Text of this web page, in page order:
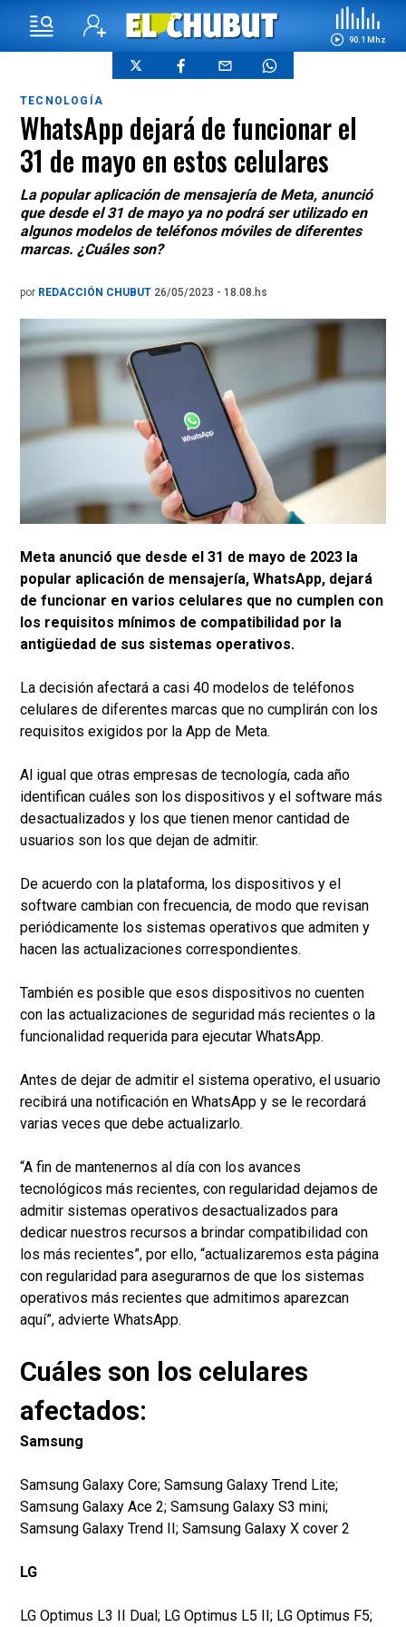
90.1 Mhz
TECNOLOGÍA
WhatsApp dejará de funcionar el
31 de mayo en estos celulares
La popular aplicación de mensajería de Meta, anunció
que desde el 31 de mayo ya no podrá ser utilizado en
algunos modelos de teléfonos móviles de diferentes
marcas. ¿Cuáles son?
por REDACCIÓN CHUBUT 26/05/2023 - 18.08.hs
Meta anunció que desde el 31 de mayo de 2023 la
popular aplicación de mensajería, WhatsApp, dejará
de funcionar en varios celulares que no cumplen con
los requisitos mínimos de compatibilidad por la
antigüedad de sus sistemas operativos.
La decisión afectará a casi 40 modelos de teléfonos
celulares de diferentes marcas que no cumplirán con los
requisitos exigidos por la App de Meta.
Al igual que otras empresas de tecnología, cada año
identifican cuáles son los dispositivos y el software más
desactualizados y los que tienen menor cantidad de
usuarios son los que dejan de admitir.
De acuerdo con la plataforma, los dispositivos y el
software cambian con frecuencia, de modo que revisan
periódicamente los sistemas operativos que admiten y
hacen las actualizaciones correspondientes.
También es posible que esos dispositivos no cuenten
con las actualizaciones de seguridad más recientes o la
funcionalidad requerida para ejecutar WhatsApp.
Antes de dejar de admitir el sistema operativo, el usuario
recibirá una notificación en WhatsApp y se le recordará
varias veces que debe actualizarlo.
“A fin de mantenernos al día con los avances
tecnológicos más recientes, con regularidad dejamos de
admitir sistemas operativos desactualizados para
dedicar nuestros recursos a brindar compatibilidad con
los más recientes”, por ello, “actualizaremos esta página
con regularidad para asegurarnos de que los sistemas
operativos más recientes que admitimos aparezcan
aquí”, advierte WhatsApp.
Cuáles son los celulares
afectados:
Samsung
Samsung Galaxy Core; Samsung Galaxy Trend Lite;
Samsung Galaxy Ace 2; Samsung Galaxy S3 mini;
Samsung Galaxy Trend II; Samsung Galaxy X cover 2
LG
LG Optimus L3 II Dual; LG Optimus L5 II; LG Optimus F5;